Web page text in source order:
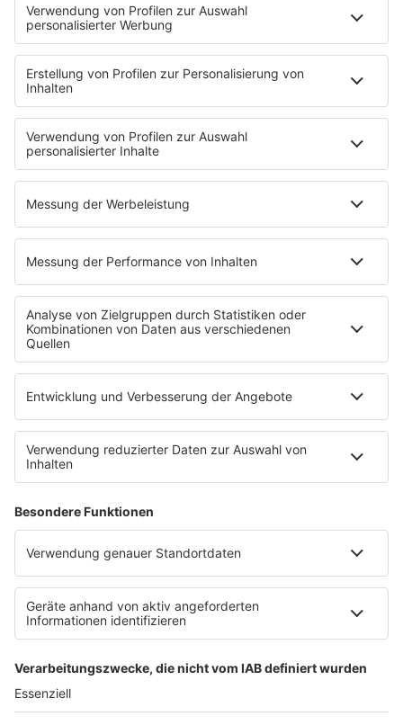
Musik
News
HITstory
Was macht eigentlich?
Listing
Back to the 90s
Mitmachen
Aktionen & Events
90s90s Countdown
Empfang
90s90s App
Sonos
Service
FAQs
Kontakt
Datenschutz
Datenschutz Facebook & Instagram-Fanpage
Datenschutzeinstellungen
Allgemeine Teilnahmebedingungen
Werbung schalten
80s80s.de